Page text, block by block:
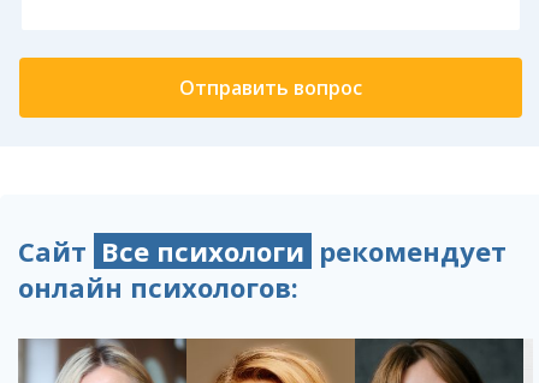
Сайт Все психологи рекомендует
онлайн психологов: